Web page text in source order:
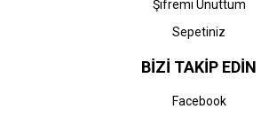
Şifremi Unuttum
Sepetiniz
BİZİ TAKİP EDİN
Facebook